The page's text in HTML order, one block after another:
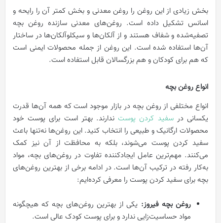
بخش زیادی از این روغن را روغن معدنی و بخش کمتر آن را رایحه و
اسانس تشکیل داده است. روغن‌های معدنی سازنده روغن بچه
تصفیه‌شده و شفاف هستند و از آلکان‌ها و سیکلوآلکان‌ها در ساختار
آن‌ها استفاده شده است. این روغن از جمله محصولات ایمنی است
که هم برای کودکان و هم بزرگسالان قابل استفاده است.
انواع روغن بچه
انواع مختلفی از روغن بچه در بازار موجود است که همه آن‌ها قدرت
یکسانی درسفید کردن پوستندارند. بهتر است برای پوست خود
محصولات ارگانیک و طبیعی را انتخاب کنید. این روغن‌ها نه‌تنها باعث
سفید کردن پوست می‌شوند، بلکه به محافظت از آن نیز کمک
می‌کنند. مهم‌ترین عامل ایجادکننده تفاوت در روغن‌های بچه، مواد
به‌کار رفته در ترکیب آن‌ها است. در ادامه برخی از بهترین روغن‌های
بچه برای سفید کردن پوست را معرفی کرده‌ایم:
روغن بچه فیروز: یکی از بهترین روغن‌های بچه که هیچگونه
مواد حساسیت‌زایی ندارد و برای پوست کودک عالی است.